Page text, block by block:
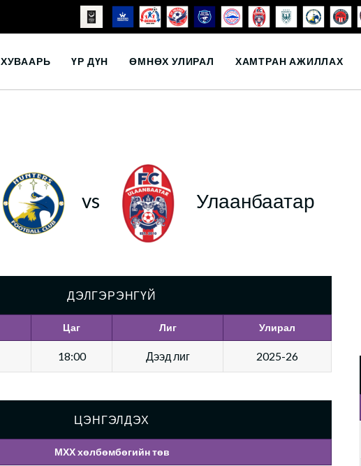
ХУВААРЬ ҮР ДҮН ӨМНӨХ УЛИРАЛ ХАМТРАН АЖИЛЛАХ
vs Улаанбаатар
ДЭЛГЭРЭНГҮЙ
Цаг Лиг Улирал
18:00 Дээд лиг 2025-26
ЦЭНГЭЛДЭХ
МХХ хөлбөмбөгийн төв